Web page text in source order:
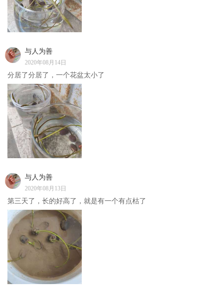
与人为善
2020年08月14日
分居了分居了，一个花盆太小了
与人为善
2020年08月13日
第三天了，长的好高了，就是有一个有点枯了